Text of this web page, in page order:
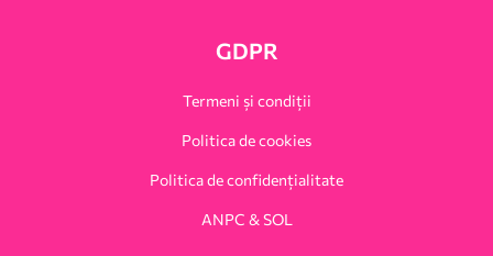
GDPR
Termeni și condiții
Politica de cookies
Politica de confidențialitate
ANPC & SOL